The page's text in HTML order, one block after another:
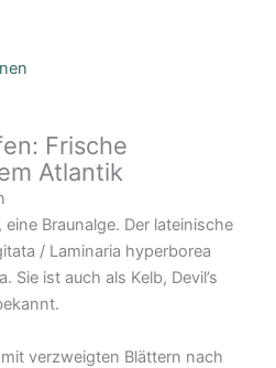
Frische
Atlantik
Braunalge. Der lateinische
/ Laminaria hyperborea
Sie ist auch als Kelb, Devil’s
verzweigten Blättern nach